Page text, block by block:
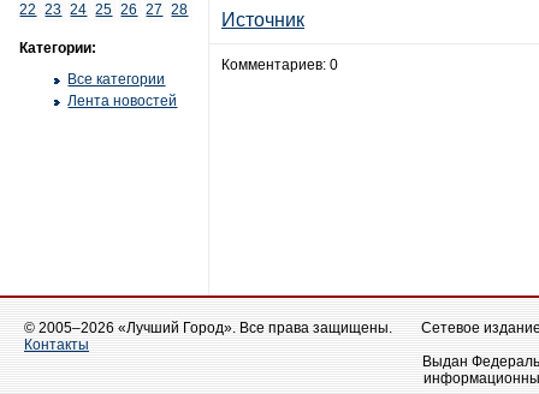
22
23 24 25 26 27 28
Категории:
Все категории
Лента новостей
Источник
Комментариев: 0
© 2005–2026 «Лучший Город». Все права защищены.
Контакты
Сетевое
Выдан